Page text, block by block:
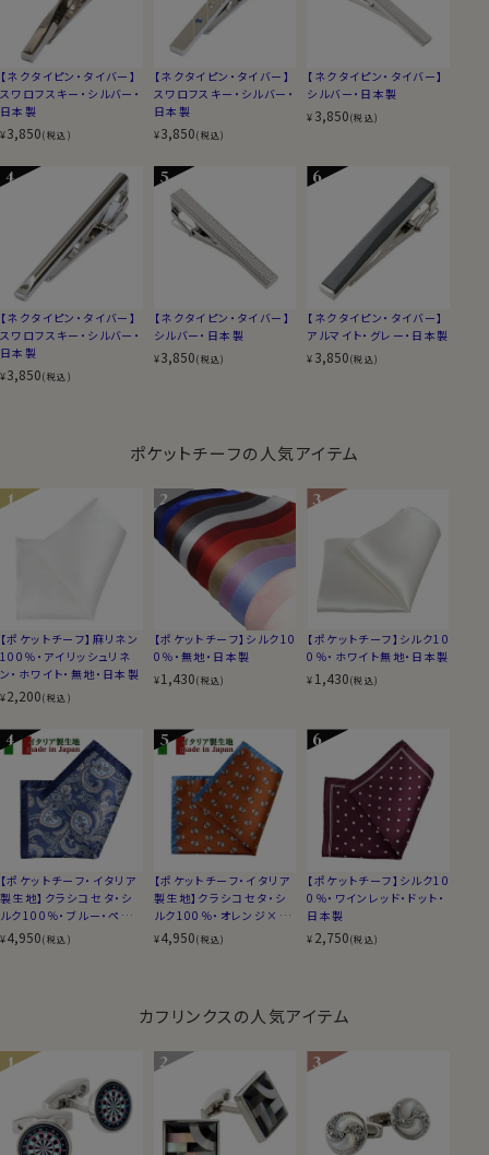
【ネクタイピン・タイバー】
スワロフスキー・シルバー・
日本製
¥3,850(税込)
【ネクタイピン・タイバー】
スワロフスキー・シルバー・
日本製
¥3,850(税込)
【ネクタイピン・タイバー】
シルバー・日本製
¥ 3,850(税込)
【ネクタイピン・タイバー】
スワロフスキー・シルバー・
日本製
¥3,850(税込)
【ネクタイピン・タイバー】
シルバー・日本製
¥3,850(税込)
【ネクタイピン・タイバー】
アルマイト・グレー・日本製
¥ 3,850(税込)
ポケットチーフの人気アイテム
【ポケットチーフ】麻リネン
100％・アイリッシュリネ
ン・ホワイト・無地・日本製
¥2,200(税込)
【ポケットチーフ】シルク10
0％・無地・日本製
¥1,430(税込)
【ポケットチーフ】シルク10
0％・ホワイト無地・日本製
¥ 1,430(税込)
【ポケットチーフ・イタリア
製生地】クラシコセタ・シ
ルク100％・ブルー・ペイ
ズリー・日本製
¥4,950(税込)
【ポケットチーフ・イタリア
製生地】クラシコセタ・シ
ルク100％・オレンジ×ネ
イビーブルー・小紋・日本
¥4,950(税込)
【ポケットチーフ】シルク10
0％・ワインレッド・ドット・
日本製
¥ 2,750(税込)
カフリンクスの人気アイテム